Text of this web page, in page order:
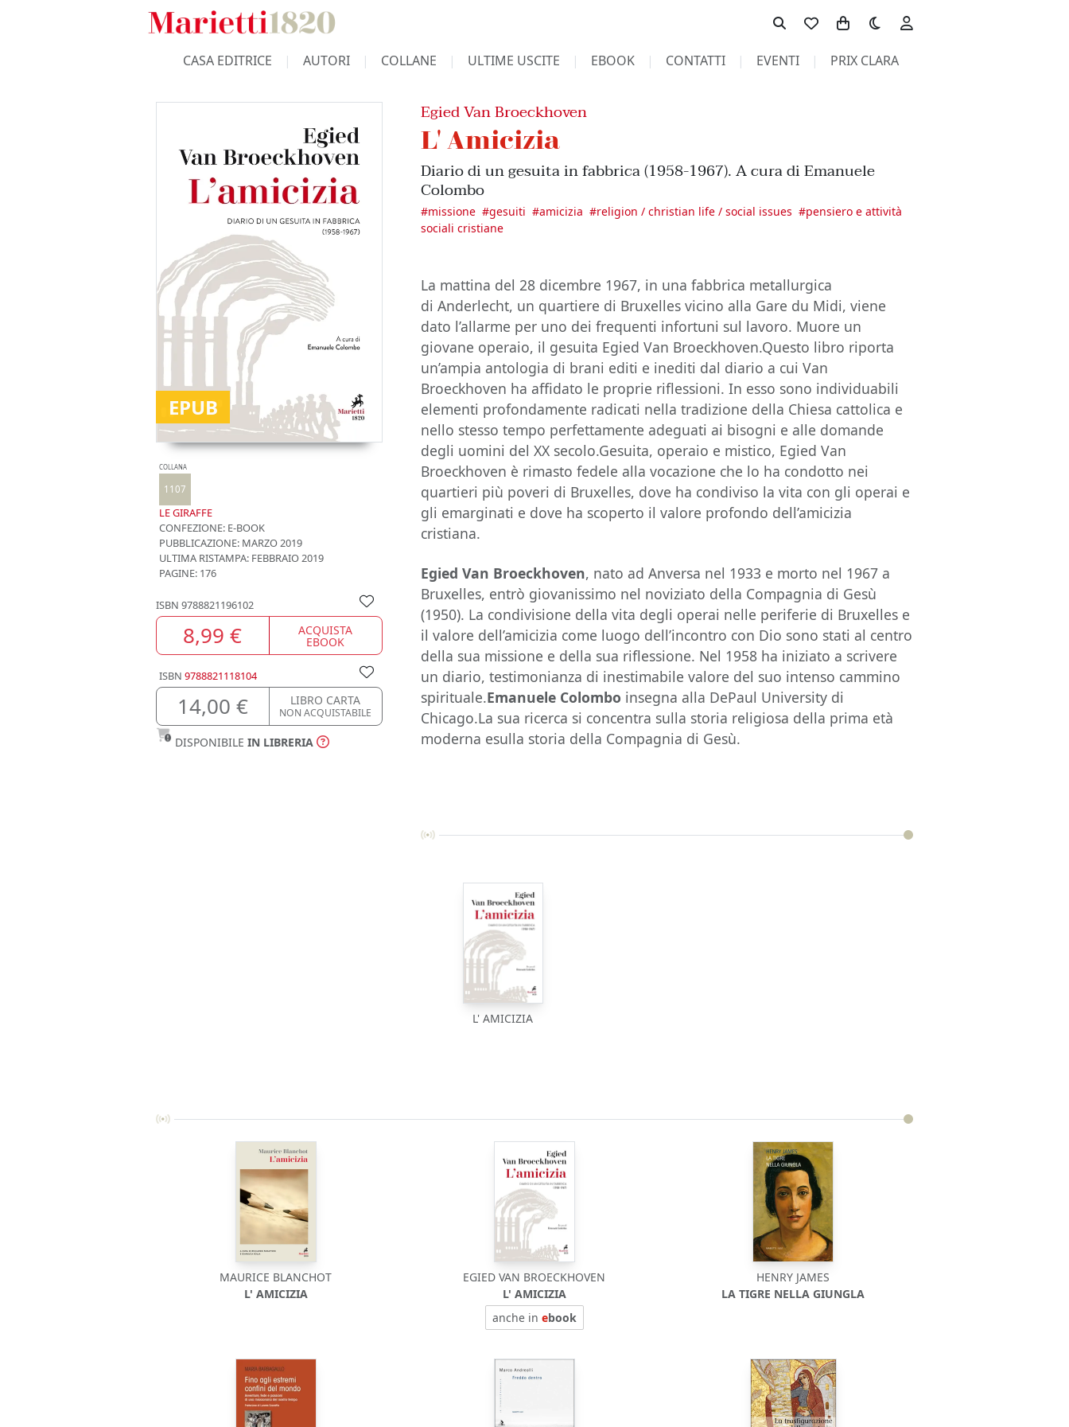
Toggle theme
CASA EDITRICE AUTORI COLLANE ULTIME USCITE EBOOK CONTATTI EVENTI PRIX CLARA
EPUB
COLLANA
1107
LE GIRAFFE
CONFEZIONE: E-BOOK
PUBBLICAZIONE: MARZO 2019
ULTIMA RISTAMPA: FEBBRAIO 2019
PAGINE: 176
ISBN 9788821196102
8,99 € ACQUISTA
EBOOK
ISBN 9788821118104
14,00 € LIBRO CARTA
NON ACQUISTABILE
DISPONIBILE IN LIBRERIA
Egied Van Broeckhoven
L' Amicizia
Diario di un gesuita in fabbrica (1958-1967). A cura di Emanuele
Colombo
#missione #gesuiti #amicizia #religion / christian life / social issues #pensiero e attività
sociali cristiane
La mattina del 28 dicembre 1967, in una fabbrica metallurgica
di Anderlecht, un quartiere di Bruxelles vicino alla Gare du Midi, viene
dato l’allarme per uno dei frequenti infortuni sul lavoro. Muore un
giovane operaio, il gesuita Egied Van Broeckhoven.Questo libro riporta
un’ampia antologia di brani editi e inediti dal diario a cui Van
Broeckhoven ha affidato le proprie riflessioni. In esso sono individuabili
elementi profondamente radicati nella tradizione della Chiesa cattolica e
nello stesso tempo perfettamente adeguati ai bisogni e alle domande
degli uomini del XX secolo.Gesuita, operaio e mistico, Egied Van
Broeckhoven è rimasto fedele alla vocazione che lo ha condotto nei
quartieri più poveri di Bruxelles, dove ha condiviso la vita con gli operai e
gli emarginati e dove ha scoperto il valore profondo dell’amicizia
cristiana.
Egied Van Broeckhoven, nato ad Anversa nel 1933 e morto nel 1967 a
Bruxelles, entrò giovanissimo nel noviziato della Compagnia di Gesù
(1950). La condivisione della vita degli operai nelle periferie di Bruxelles e
il valore dell’amicizia come luogo dell’incontro con Dio sono stati al centro
della sua missione e della sua riflessione. Nel 1958 ha iniziato a scrivere
un diario, testimonianza di inestimabile valore del suo intenso cammino
spirituale.Emanuele Colombo insegna alla DePaul University di
Chicago.La sua ricerca si concentra sulla storia religiosa della prima età
moderna esulla storia della Compagnia di Gesù.
L' AMICIZIA
MAURICE BLANCHOT
L' AMICIZIA
EGIED VAN BROECKHOVEN
L' AMICIZIA
anche in ebook
HENRY JAMES
LA TIGRE NELLA GIUNGLA